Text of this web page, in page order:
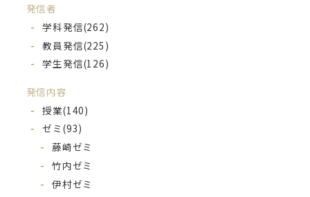
発信者
学科発信(262)
教員発信(225)
学生発信(126)
発信内容
授業(140)
ゼミ(93)
藤崎ゼミ
竹内ゼミ
伊村ゼミ